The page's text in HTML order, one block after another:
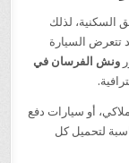
السكنية، لذلك
تتعرض السيارة
ونش الفرسان في
أو سيارات دفع
لتحميل كل